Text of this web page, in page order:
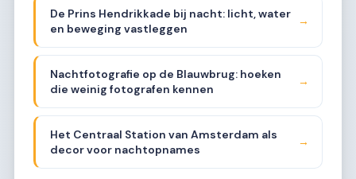
De Prins Hendrikkade bij nacht: licht, water
en beweging vastleggen
→
Nachtfotografie op de Blauwbrug: hoeken
die weinig fotografen kennen
→
Het Centraal Station van Amsterdam als
decor voor nachtopnames
→